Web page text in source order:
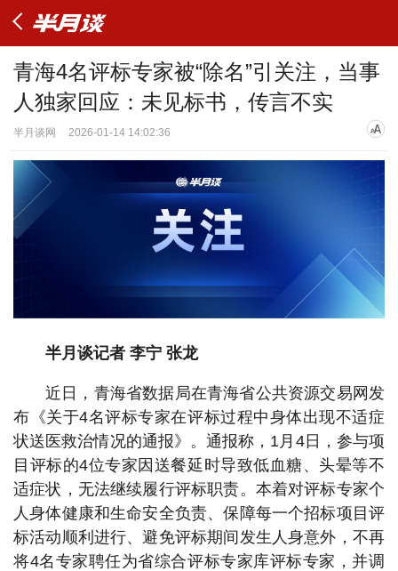
青海4名评标专家被“除名”引关注，当事
人独家回应：未见标书，传言不实
半月谈网 2026-01-14 14:02:36
半月谈记者 李宁 张龙
近日，青海省数据局在青海省公共资源交易网发
布《关于4名评标专家在评标过程中身体出现不适症
状送医救治情况的通报》。通报称，1月4日，参与项
目评标的4位专家因送餐延时导致低血糖、头晕等不
适症状，无法继续履行评标职责。本着对评标专家个
人身体健康和生命安全负责、保障每一个招标项目评
标活动顺利进行、避免评标期间发生人身意外，不再
将4名专家聘任为省综合评标专家库评标专家，并调